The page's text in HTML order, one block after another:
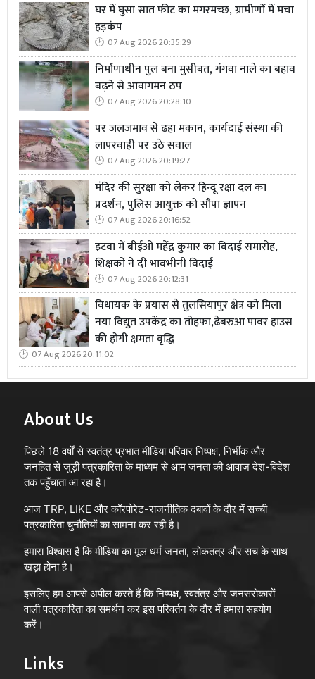
परिजनों का यह भी आरोप है कि वास्तविक आरोपियों को बचाने के
लिए अभय पाल को मोहरा बनाकर जेल भेजा गया, जबकि मुख्य
आरोपी खुलेआम घूमते रहे।
घर में घुसा सात फीट का मगरमच्छ, ग्रामीणों में मचा
हड़कंप
07 Aug 2026 20:35:29
निर्माणाधीन पुल बना मुसीबत, गंगवा नाले का बहाव
बढ़ने से आवागमन ठप
07 Aug 2026 20:28:10
पर जलजमाव से ढहा मकान, कार्यदाई संस्था की
लापरवाही पर उठे सवाल
07 Aug 2026 20:19:27
मंदिर की सुरक्षा को लेकर हिन्दू रक्षा दल का
प्रदर्शन, पुलिस आयुक्त को सौंपा ज्ञापन
07 Aug 2026 20:16:52
इटवा में बीईओ महेंद्र कुमार का विदाई समारोह,
शिक्षकों ने दी भावभीनी विदाई
07 Aug 2026 20:12:31
विधायक के प्रयास से तुलसियापुर क्षेत्र को मिला
नया विद्युत उपकेंद्र का तोहफा,ढेबरुआ पावर हाउस
की होगी क्षमता वृद्धि
07 Aug 2026 20:11:02
About Us
पिछले 18 वर्षों से स्वतंत्र प्रभात मीडिया परिवार निष्पक्ष, निर्भीक और
जनहित से जुड़ी पत्रकारिता के माध्यम से आम जनता की आवाज़ देश-विदेश
तक पहुँचाता आ रहा है।
आज TRP, LIKE और कॉरपोरेट-राजनीतिक दबावों के दौर में सच्ची
पत्रकारिता चुनौतियों का सामना कर रही है।
हमारा विश्वास है कि मीडिया का मूल धर्म जनता, लोकतंत्र और सच के साथ
खड़ा होना है।
इसलिए हम आपसे अपील करते हैं कि निष्पक्ष, स्वतंत्र और जनसरोकारों
वाली पत्रकारिता का समर्थन कर इस परिवर्तन के दौर में हमारा सहयोग
करें।
Links